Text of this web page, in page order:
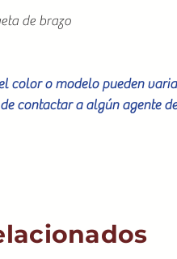
de brazo
color o modelo pueden
contactar a algún agente